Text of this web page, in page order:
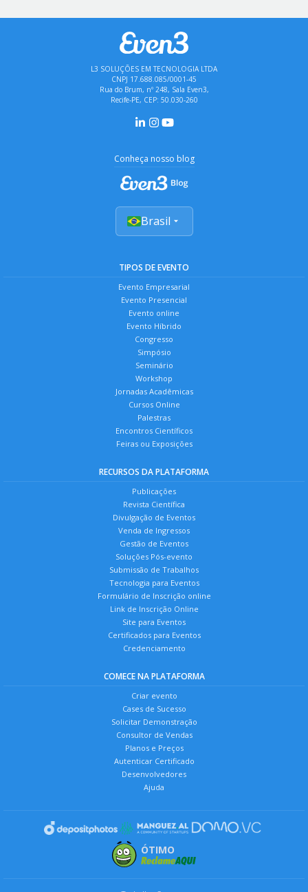
L3 SOLUÇÕES EM TECNOLOGIA LTDA
CNPJ 17.688.085/0001-45
Rua do Brum, nº 248, Sala Even3,
Recife-PE, CEP: 50.030-260
Conheça nosso blog
Brasil
TIPOS DE EVENTO
Evento Empresarial
Evento Presencial
Evento online
Evento Híbrido
Congresso
Simpósio
Seminário
Workshop
Jornadas Acadêmicas
Cursos Online
Palestras
Encontros Científicos
Feiras ou Exposições
RECURSOS DA PLATAFORMA
Publicações
Revista Científica
Divulgação de Eventos
Venda de Ingressos
Gestão de Eventos
Soluções Pós-evento
Submissão de Trabalhos
Tecnologia para Eventos
Formulário de Inscrição online
Link de Inscrição Online
Site para Eventos
Certificados para Eventos
Credenciamento
COMECE NA PLATAFORMA
Criar evento
Cases de Sucesso
Solicitar Demonstração
Consultor de Vendas
Planos e Preços
Autenticar Certificado
Desenvolvedores
Ajuda
ÓTIMO